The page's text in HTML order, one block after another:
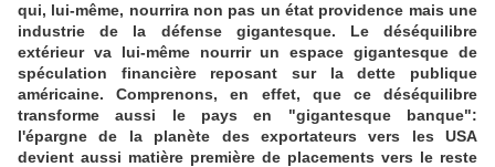
qui, lui-même, nourrira non pas un état providence mais une
industrie de la défense gigantesque. Le déséquilibre
extérieur va lui-même nourrir un espace gigantesque de
spéculation financière reposant sur la dette publique
américaine. Comprenons, en effet, que ce déséquilibre
transforme aussi le pays en "gigantesque banque":
l'épargne de la planète des exportateurs vers les USA
devient aussi matière première de placements vers le reste